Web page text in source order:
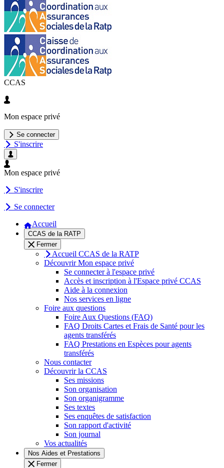
CCAS
Mon espace privé
Se connecter
S'inscrire
Mon espace privé
S'inscrire
Se connecter
Accueil
CCAS de la RATP
Fermer
Accueil CCAS de la RATP
Découvrir Mon espace privé
Se connecter à l'espace privé
Accès et inscription à l'Espace privé CCAS
Aide à la connexion
Nos services en ligne
Foire aux questions
Foire Aux Questions (FAQ)
FAQ Droits Cartes et Frais de Santé pour les
agents transférés
FAQ Prestations en Espèces pour agents
transférés
Nous contacter
Découvrir la CCAS
Ses missions
Son organisation
Son organigramme
Ses textes
Ses enquêtes de satisfaction
Son rapport d'activité
Son journal
Vos actualités
Nos Aides et Prestations
Fermer